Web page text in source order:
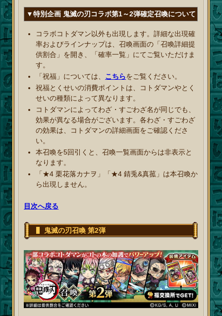
▼特別企画 鬼滅の刃コラボ第1～2弾確定召喚について
コラボコトダマン以外も出現します。詳細な出現確
率およびラインナップは、召喚画面の「召喚詳細提
供割合」を開き、「確率一覧」にてご覧いただけま
す。
「祝福」については、 こちらをご覧ください。
祝福とくせいの消費ポイントは、コトダマンやとく
せいの種類によって異なります。
コトダマンによってわざ・すごわざ名が同じでも、
効果が異なる場合がございます。各わざ・すごわざ
の効果は、コトダマンの詳細画面をご確認くださ
い。
本召喚を5回引くと、召喚一覧画面からは非表示と
なります。
「★4 栗花落カナヲ」「★4 錆兎&真菰」は本召喚か
ら出現しません。
目次へ戻る
鬼滅の刃召喚 第2弾